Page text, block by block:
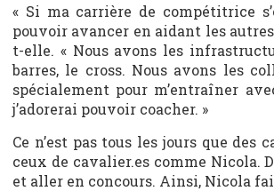
« Si ma carrière de compétitrice
pouvoir avancer en aidant les
t-elle. « Nous avons les
barres, le cross. Nous avons les
spécialement pour m’entraîner
j’adorerai pouvoir coacher. »
Ce n’est pas tous les jours que
ceux de cavalier.es comme Nicola.
et aller en concours. Ainsi, Nicola